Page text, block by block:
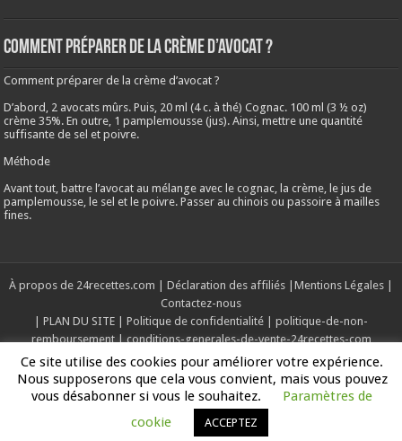
Comment préparer de la crème d’avocat ?
Comment préparer de la crème d’avocat ?
D’abord, 2 avocats mûrs. Puis, 20 ml (4 c. à thé) Cognac. 100 ml (3 ½ oz)
crème 35%. En outre, 1 pamplemousse (jus). Ainsi, mettre une quantité
suffisante de sel et poivre.
Méthode
Avant tout, battre l’avocat au mélange avec le cognac, la crème, le jus de
pamplemousse, le sel et le poivre. Passer au chinois ou passoire à mailles
fines.
À propos de 24recettes.com | Déclaration des affiliés | Mentions Légales |
Contactez-nous
| PLAN DU SITE | Politique de confidentialité | politique-de-non-
remboursement| conditions-generales-de-vente-24recettes-com
Copyright © 2019-2025, Tous les droits sont réservés
Ce site utilise des cookies pour améliorer votre expérience.
Nous supposerons que cela vous convient, mais vous pouvez
vous désabonner si vous le souhaitez.
Paramètres de
cookie
ACCEPTEZ